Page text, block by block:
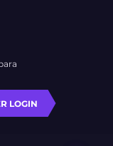
LOGIN